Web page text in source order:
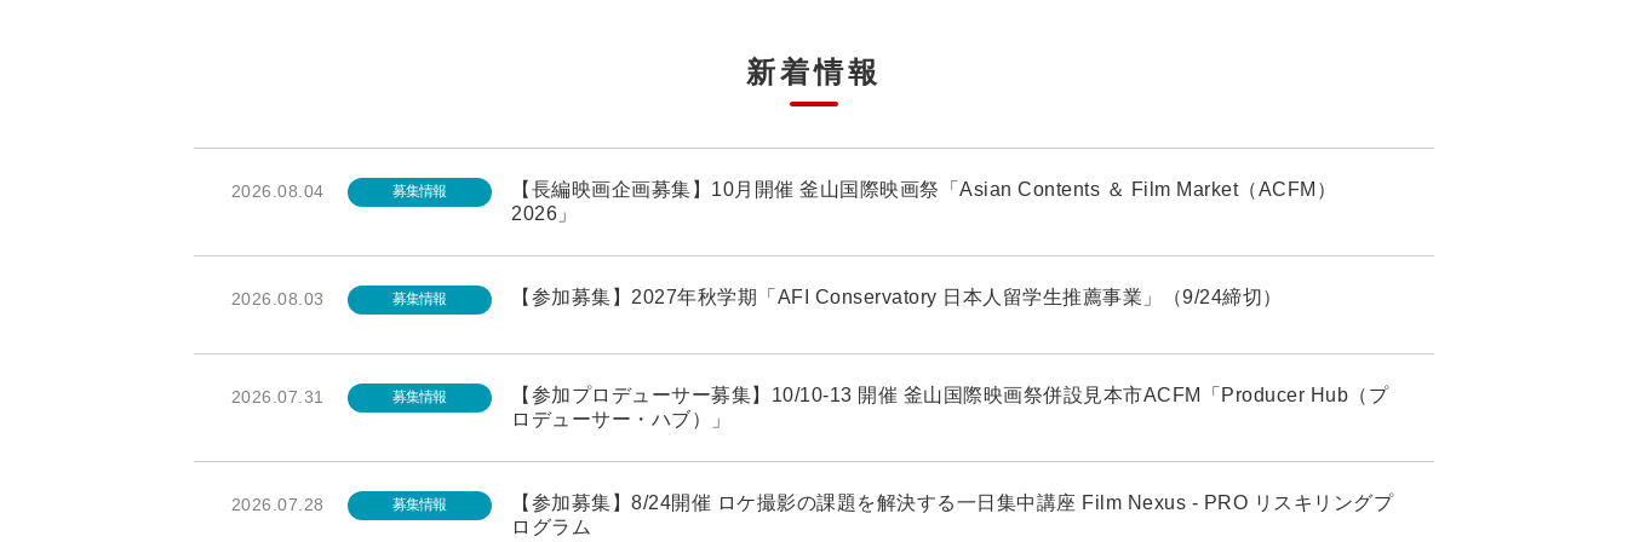
新着情報
2026.08.04 募集情報
【長編映画企画募集】10月開催 釜山国際映画祭「Asian Contents ＆ Film Market（ACFM）
2026」
2026.08.03 募集情報 【参加募集】2027年秋学期「AFI Conservatory 日本人留学生推薦事業」（9/24締切）
2026.07.31 募集情報
【参加プロデューサー募集】10/10-13 開催 釜山国際映画祭併設見本市ACFM「Producer Hub（プ
ロデューサー・ハブ）」
2026.07.28 募集情報
【参加募集】8/24開催 ロケ撮影の課題を解決する一日集中講座 Film Nexus - PRO リスキリングプ
ログラム